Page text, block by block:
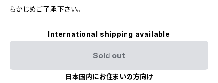
らかじめご了承下さい。
International shipping available
Sold out
日本国内にお住まいの方向け